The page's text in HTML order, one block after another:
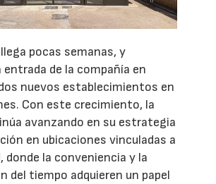
pocas semanas, y
de la compañía en
nuevos establecimientos en
Con este crecimiento, la
avanzando en su estrategia
en ubicaciones vinculadas a
donde la conveniencia y la
del tiempo adquieren un papel